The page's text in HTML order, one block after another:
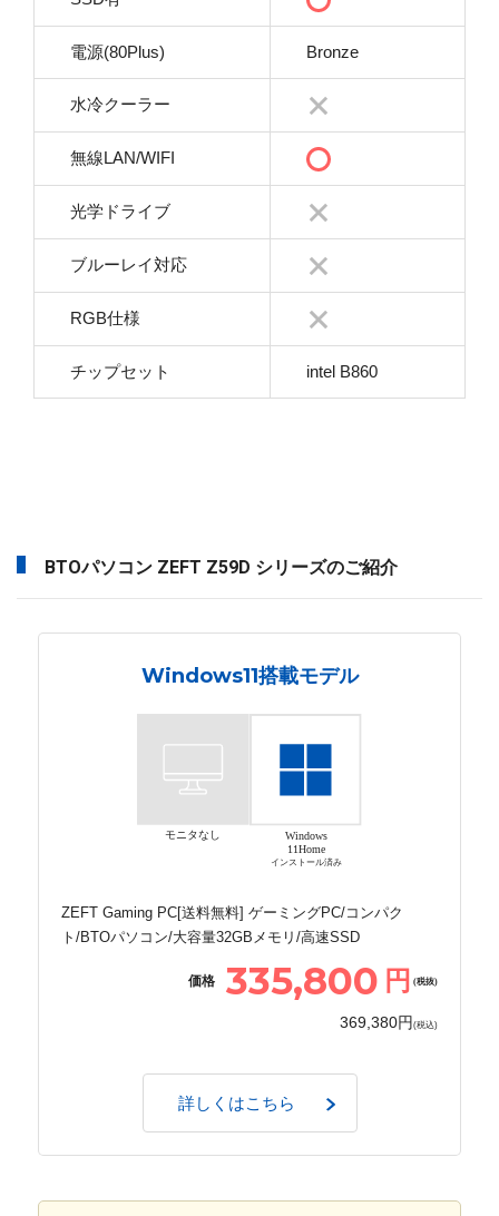
電源(80Plus) Bronze
水冷クーラー
無線LAN/WIFI
光学ドライブ
ブルーレイ対応
RGB仕様
チップセット intel B860
BTOパソコン ZEFT Z59D シリーズのご紹介
Windows11搭載モデル
モニタなし
Windows
11Home
インストール済み
ZEFT Gaming PC[送料無料] ゲーミングPC/コンパク
ト/BTOパソコン/大容量32GBメモリ/高速SSD
価格 335,800 円 (税抜)
369,380円 (税込)
詳しくはこちら